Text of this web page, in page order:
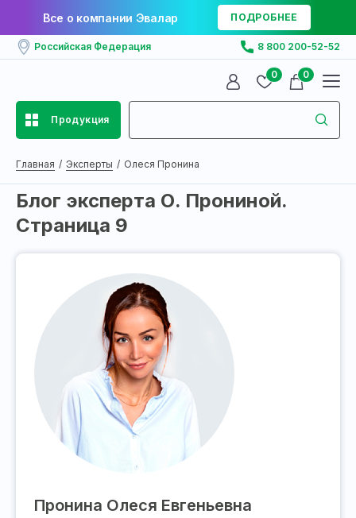
Все о компании Эвалар ПОДРОБНЕЕ
Российская Федерация 8 800 200-52-52
0 0
Продукция
Главная Эксперты Олеся Пронина
Блог эксперта О. Прониной.
Страница 9
Пронина Олеся Евгеньевна